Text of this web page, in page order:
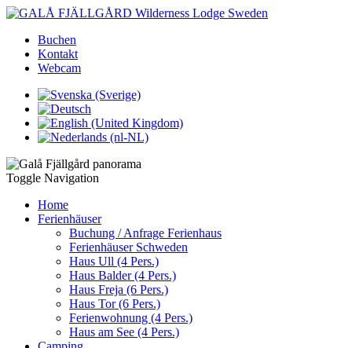
Buchen
Kontakt
Webcam
Toggle Navigation
Home
Ferienhäuser
Buchung / Anfrage Ferienhaus
Ferienhäuser Schweden
Haus Ull (4 Pers.)
Haus Balder (4 Pers.)
Haus Freja (6 Pers.)
Haus Tor (6 Pers.)
Ferienwohnung (4 Pers.)
Haus am See (4 Pers.)